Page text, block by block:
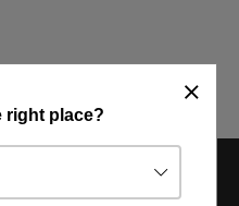
right place?